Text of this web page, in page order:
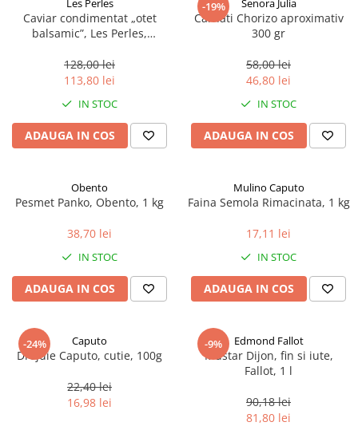
Les Perles
Caviar condimentat „otet
balsamic”, Les Perles,
sferice, 200 g
128,00 lei
113,80 lei
IN STOC
ADAUGA IN COS
-19% Senora Julia
Carnati Chorizo aproximativ
300 gr
58,00 lei
46,80 lei
IN STOC
ADAUGA IN COS
Obento
Pesmet Panko, Obento, 1 kg
38,70 lei
IN STOC
ADAUGA IN COS
Mulino Caputo
Faina Semola Rimacinata, 1 kg
17,11 lei
IN STOC
ADAUGA IN COS
-24% Caputo
Drojdie Caputo, cutie, 100g
22,40 lei
16,98 lei
-9% Edmond Fallot
Mustar Dijon, fin si iute,
Fallot, 1 l
90,18 lei
81,80 lei